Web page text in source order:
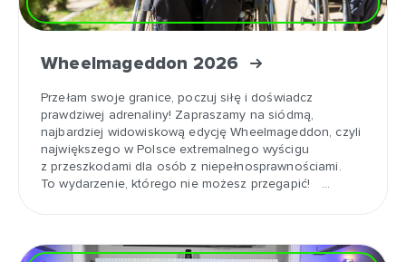
Wheelmageddon 2026
Przełam swoje granice, poczuj siłę i doświadcz
prawdziwej adrenaliny! Zapraszamy na siódmą,
najbardziej widowiskową edycję Wheelmageddon, czyli
największego w Polsce extremalnego wyścigu
z przeszkodami dla osób z niepełnosprawnościami.
To wydarzenie, którego nie możesz przegapić! …